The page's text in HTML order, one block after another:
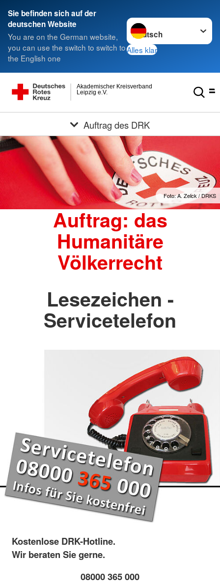
Sie befinden sich auf der
deutschen Website
You are on the German website,
you can use the switch to switch to
the English one
Sprache wechseln zu
Alles klar
Leipzig e.V.
Akademischer Kreisverband
Auftrag des DRK
Foto: A. Zelck / DRKS
Auftrag: das
Humanitäre
Völkerrecht
Lesezeichen -
Servicetelefon
Kostenlose DRK-Hotline.
Wir beraten Sie gerne.
08000 365 000